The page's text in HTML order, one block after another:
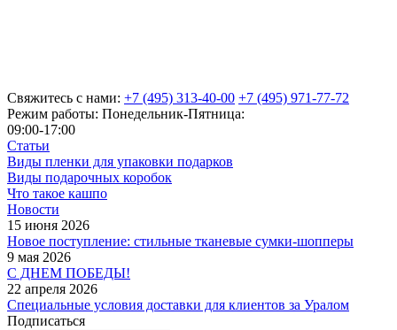
Свяжитесь с нами: +7 (495) 313-40-00 +7 (495) 971-77-72
Режим работы: Понедельник-Пятница:
09:00-17:00
Статьи
Виды пленки для упаковки подарков
Виды подарочных коробок
Что такое кашпо
Новости
15 июня 2026
Новое поступление: стильные тканевые сумки-шопперы
9 мая 2026
С ДНЕМ ПОБЕДЫ!
22 апреля 2026
Специальные условия доставки для клиентов за Уралом
Подписаться